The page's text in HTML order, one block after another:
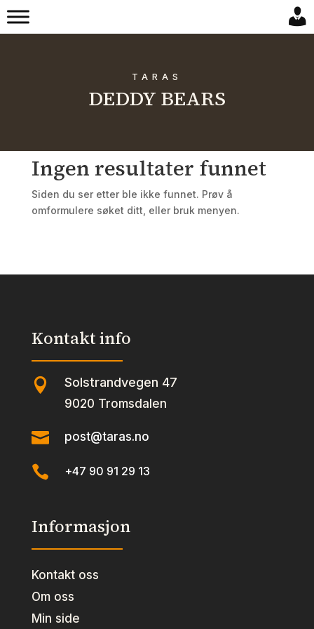
TARAS
DEDDY BEARS
Ingen resultater funnet
Siden du ser etter ble ikke funnet. Prøv å
omformulere søket ditt, eller bruk menyen.
Kontakt info
 Solstrandvegen 47
9020 Tromsdalen
 post@taras.no
 +47 90 91 29 13
Informasjon
Kontakt oss
Om oss
Min side